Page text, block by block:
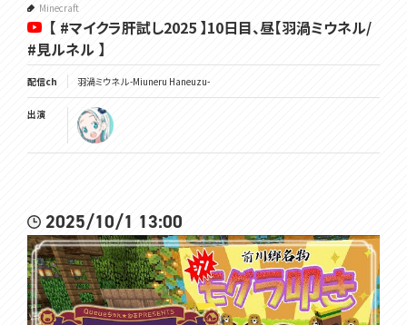
Minecraft
【 #マイクラ肝試し2025 】10日目、昼【羽渦ミウネル/
#見ルネル 】
配信ch 羽渦ミウネル -Miuneru Haneuzu-
出演
2025/10/1 13:00